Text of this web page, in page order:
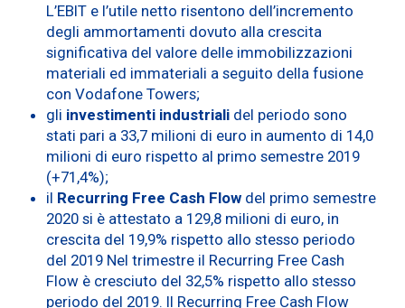
L’EBIT e l’utile netto risentono dell’incremento
degli ammortamenti dovuto alla crescita
significativa del valore delle immobilizzazioni
materiali ed immateriali a seguito della fusione
con Vodafone Towers;
gli investimenti industriali del periodo sono
stati pari a 33,7 milioni di euro in aumento di 14,0
milioni di euro rispetto al primo semestre 2019
(+71,4%);
il Recurring Free Cash Flow del primo semestre
2020 si è attestato a 129,8 milioni di euro, in
crescita del 19,9% rispetto allo stesso periodo
del 2019 Nel trimestre il Recurring Free Cash
Flow è cresciuto del 32,5% rispetto allo stesso
periodo del 2019. Il Recurring Free Cash Flow